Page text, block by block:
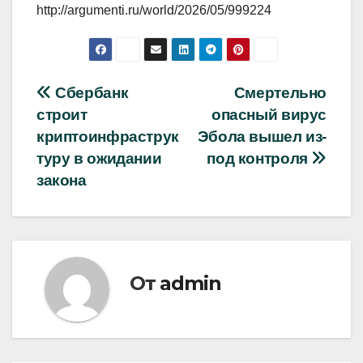
http://argumenti.ru/world/2026/05/999224
Навигация
по
записям
Смертельно
опасный вирус
Эбола вышел из-
под контроля
Сбербанк
строит
криптоинфраструк
туру в ожидании
закона
От admin